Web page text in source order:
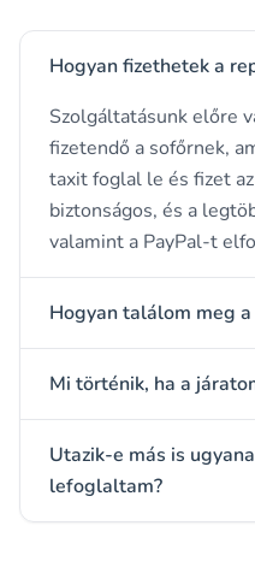
Hogyan fizethetek a
Szolgáltatásunk előre
fizetendő a sofőrnek,
taxit foglal le és fizet
biztonságos, és a
valamint a PayPal-t
Hogyan találom meg
Mi történik, ha a
Utazik-e más is
lefoglaltam?